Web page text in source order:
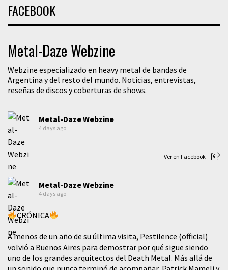
FACEBOOK
Metal-Daze Webzine
Webzine especializado en heavy metal de bandas de
Argentina y del resto del mundo. Noticias, entrevistas,
reseñas de discos y coberturas de shows.
Metal-Daze Webzine
4 days ago
Ver en Facebook
Metal-Daze Webzine
4 days ago
CRÓNICA
A menos de un año de su última visita, Pestilence (official)
volvió a Buenos Aires para demostrar por qué sigue siendo
uno de los grandes arquitectos del Death Metal. Más allá de